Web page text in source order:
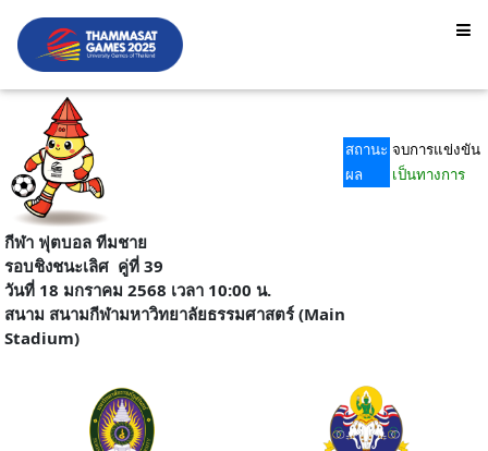
สถานะ จบการแข่งขัน
ผล
เป็นทางการ
กีฬา ฟุตบอล ทีมชาย
รอบชิงชนะเลิศคู่ที่ 39
วันที่ 18 มกราคม 2568 เวลา 10:00 น.
สนาม สนามกีฬามหาวิทยาลัยธรรมศาสตร์ (Main
Stadium)